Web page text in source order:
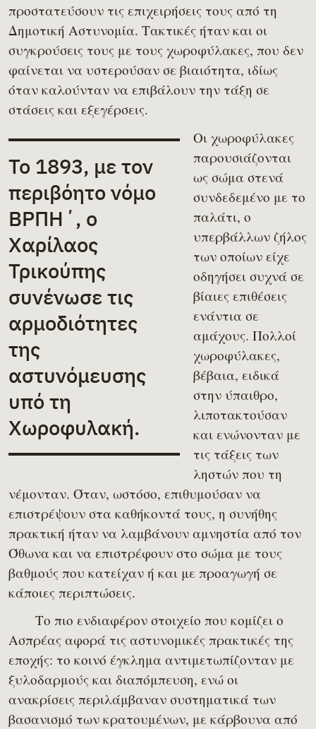
προστατεύσουν τις επιχειρήσεις τους από τη
Δημοτική Αστυνομία. Τακτικές ήταν και οι
συγκρούσεις τους με τους χωροφύλακες, που δεν
φαίνεται να υστερούσαν σε βιαιότητα, ιδίως
όταν καλούνταν να επιβάλουν την τάξη σε
στάσεις και εξεγέρσεις.
Το 1893, με τον
περιβόητο νόμο
ΒΡΠΗ΄, ο
Χαρίλαος
Τρικούπης
συνένωσε τις
αρμοδιότητες
της
αστυνόμευσης
υπό τη
Χωροφυλακή.
Οι χωροφύλακες
παρουσιάζονται
ως σώμα στενά
συνδεδεμένο με το
παλάτι, ο
υπερβάλλων ζήλος
των οποίων είχε
οδηγήσει συχνά σε
βίαιες επιθέσεις
ενάντια σε
αμάχους. Πολλοί
χωροφύλακες,
βέβαια, ειδικά
στην ύπαιθρο,
λιποτακτούσαν
και ενώνονταν με
τις τάξεις των
ληστών που τη
νέμονταν. Όταν, ωστόσο, επιθυμούσαν να
επιστρέψουν στα καθήκοντά τους, η συνήθης
πρακτική ήταν να λαμβάνουν αμνηστία από τον
Όθωνα και να επιστρέφουν στο σώμα με τους
βαθμούς που κατείχαν ή και με προαγωγή σε
κάποιες περιπτώσεις.
Το πιο ενδιαφέρον στοιχείο που κομίζει ο
Ασπρέας αφορά τις αστυνομικές πρακτικές της
εποχής: το κοινό έγκλημα αντιμετωπίζονταν με
ξυλοδαρμούς και διαπόμπευση, ενώ οι
ανακρίσεις περιλάμβαναν συστηματικά των
βασανισμό των κρατουμένων, με κάρβουνα από